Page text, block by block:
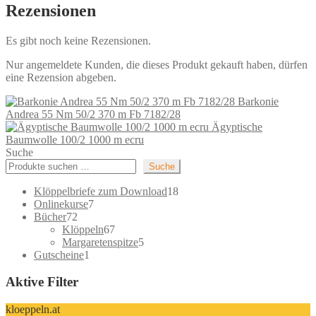
Rezensionen
Es gibt noch keine Rezensionen.
Nur angemeldete Kunden, die dieses Produkt gekauft haben, dürfen
eine Rezension abgeben.
Barkonie
Andrea 55 Nm 50/2 370 m Fb 7182/28
Ägyptische
Baumwolle 100/2 1000 m ecru
Suche
Suche
Klöppelbriefe zum Download1818
Onlinekurse77
Bücher72
Produkte
Klöppeln6767
Produkte
Margaretenspitze55
Gutscheine1
Aktive Filter
kloeppeln.at